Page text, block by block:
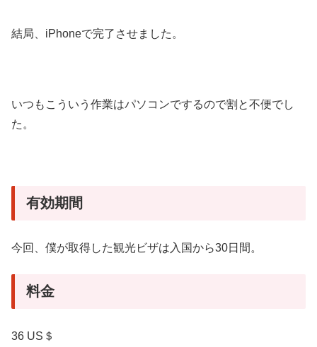
結局、iPhoneで完了させました。
いつもこういう作業はパソコンでするので割と不便でし
た。
有効期間
今回、僕が取得した観光ビザは入国から30日間。
料金
36 US＄